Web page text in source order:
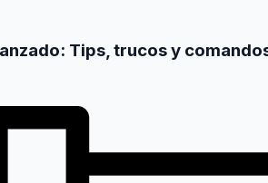
Tips, trucos y